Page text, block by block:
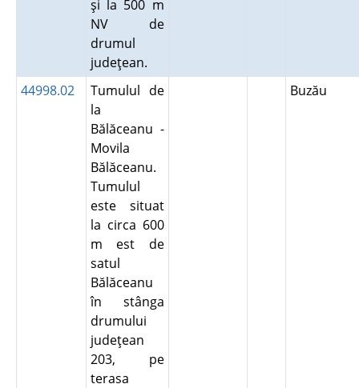
şi la 500 m
NV de
drumul
judeţean.
44998.02
Tumulul de
la
Bălăceanu -
Movila
Bălăceanu.
Tumulul
este situat
la circa 600
m est de
satul
Bălăceanu
în stânga
drumului
judeţean
203, pe
terasa
Buzău